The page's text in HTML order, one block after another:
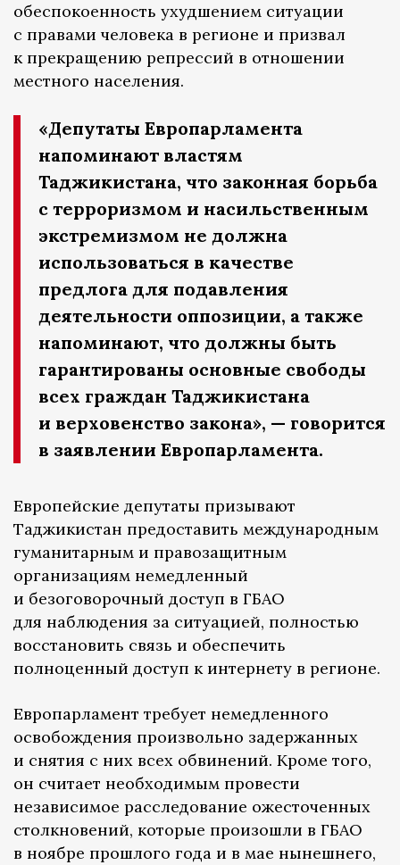
обеспокоенность ухудшением ситуации
с правами человека в регионе и призвал
к прекращению репрессий в отношении
местного населения.
«Депутаты Европарламента
напоминают властям
Таджикистана, что законная борьба
с терроризмом и насильственным
экстремизмом не должна
использоваться в качестве
предлога для подавления
деятельности оппозиции, а также
напоминают, что должны быть
гарантированы основные свободы
всех граждан Таджикистана
и верховенство закона», — говорится
в заявлении Европарламента.
Европейские депутаты призывают
Таджикистан предоставить международным
гуманитарным и правозащитным
организациям немедленный
и безоговорочный доступ в ГБАО
для наблюдения за ситуацией, полностью
восстановить связь и обеспечить
полноценный доступ к интернету в регионе.
Европарламент требует немедленного
освобождения произвольно задержанных
и снятия с них всех обвинений. Кроме того,
он считает необходимым провести
независимое расследование ожесточенных
столкновений, которые произошли в ГБАО
в ноябре прошлого года и в мае нынешнего,